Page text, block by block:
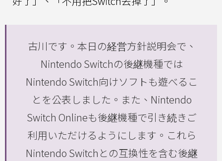
古川です。本日の経営方針説明会で、
Nintendo Switchの後継機種では
Nintendo Switch向けソフトも遊べるこ
とを公表しました。また、Nintendo
Switch Onlineも後継機種で引き続きご
利用いただけるようにします。これら
Nintendo Switchとの互換性を含む後継